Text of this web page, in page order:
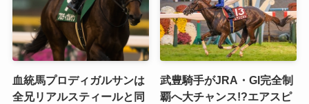
血統馬プロディガルサンは
全兄リアルスティールと同
武豊騎手がJRA・GI完全制
覇へ大チャンス!?エアスピ